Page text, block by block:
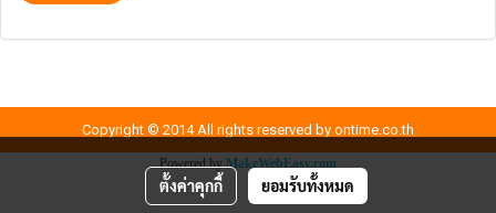
Copyright © 2014 All rights reserved by ontime.co.th
Powered byMakeWebEasy.com
ตั้งค่าคุกกี้ ยอมรับทั้งหมด